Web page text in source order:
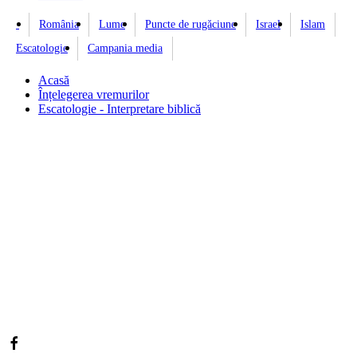
România Lume Puncte de rugăciune Israel
Islam
Escatologie
Campania media
Acasă
Înțelegerea vremurilor
Escatologie - Interpretare biblică